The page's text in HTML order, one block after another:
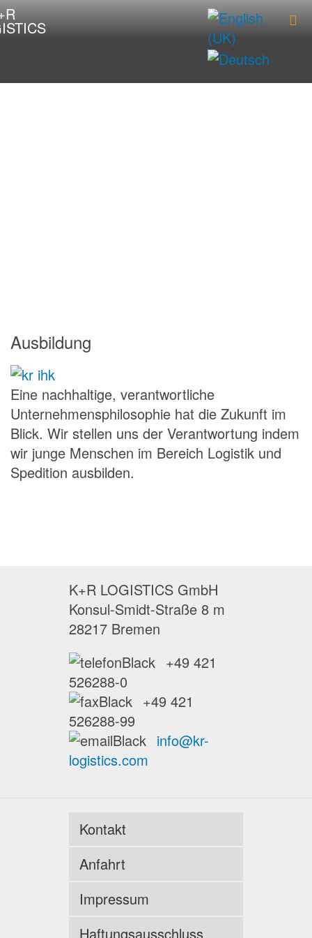
Ausbildung
Eine nachhaltige, verantwortliche
Unternehmensphilosophie hat die Zukunft im
Blick. Wir stellen uns der Verantwortung indem
wir junge Menschen im Bereich Logistik und
Spedition ausbilden.
K+R LOGISTICS GmbH
Konsul-Smidt-Straße 8 m
28217 Bremen
+49 421
526288-0
+49 421
526288-99
info@kr-
logistics.com
Kontakt
Anfahrt
Impressum
Haftungsausschluss